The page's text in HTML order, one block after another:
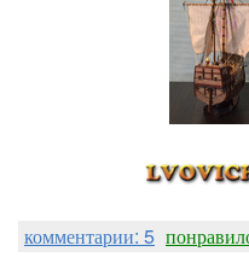
комментарии: 5